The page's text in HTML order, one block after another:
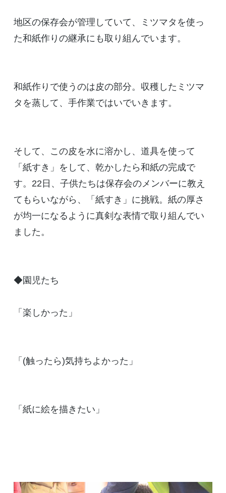
地区の保存会が管理していて、ミツマタを使っ
た和紙作りの継承にも取り組んでいます。
和紙作りで使うのは皮の部分。収穫したミツマ
タを蒸して、手作業ではいでいきます。
そして、この皮を水に溶かし、道具を使って
「紙すき」をして、乾かしたら和紙の完成で
す。22日、子供たちは保存会のメンバーに教え
てもらいながら、「紙すき」に挑戦。紙の厚さ
が均一になるように真剣な表情で取り組んでい
ました。
◆園児たち
「楽しかった」
「(触ったら)気持ちよかった」
「紙に絵を描きたい」